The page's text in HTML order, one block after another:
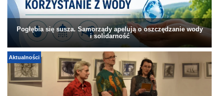
Pogłębia się susza. Samorządy apelują o oszczędzanie wody
i solidarność
Aktualności